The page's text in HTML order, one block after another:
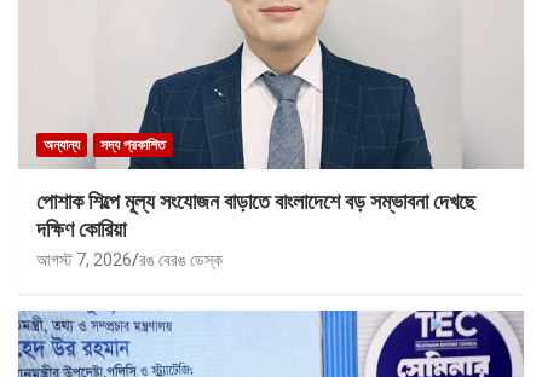
অন্যান্য সদ্য প্রকাশিত
পোশাক শিল্পে মূল্য সংযোজন বাড়াতে বাংলাদেশে বড় সম্ভাবনা দেখছে
দক্ষিণ কোরিয়া
আগস্ট 7, 2026 রঙ বেরঙ ডেস্ক